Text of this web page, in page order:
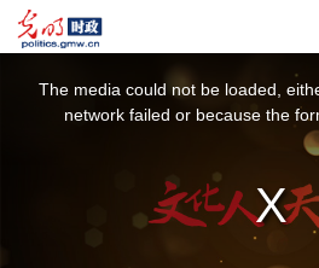
The media could not be loaded,
network failed or because the